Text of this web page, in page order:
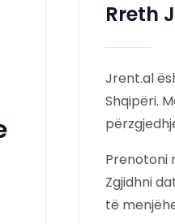
Rreth
Jrent.al
Shqipëri.
Prenotoni
Zgjidhni
të